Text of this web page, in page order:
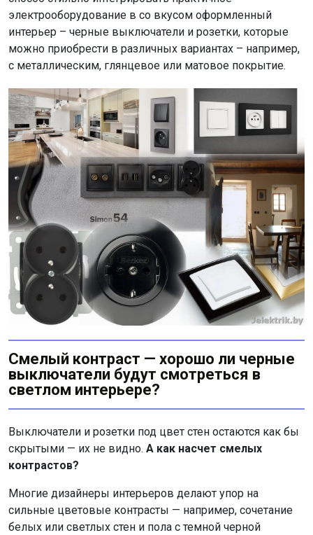
электрооборудование в со вкусом оформленный
интерьер – черные выключатели и розетки, которые
можно приобрести в различных вариантах – например,
с металлическим, глянцевое или матовое покрытие.
Смелый контраст — хорошо ли черные
выключатели будут смотреться в
светлом интерьере?
Выключатели и розетки под цвет стен остаются как бы
скрытыми — их не видно. А как насчет смелых
контрастов?
Многие дизайнеры интерьеров делают упор на
сильные цветовые контрасты — например, сочетание
белых или светлых стен и пола с темной черной